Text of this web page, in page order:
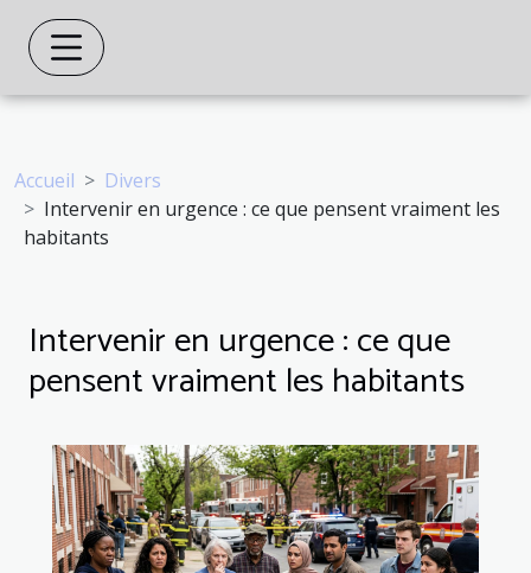
Accueil
Divers
Intervenir en urgence : ce que pensent vraiment les
habitants
Intervenir en urgence : ce que
pensent vraiment les habitants